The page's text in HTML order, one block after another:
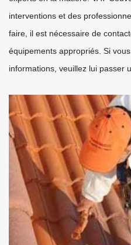
interventions et des
faire, il est nécessaire de
équipements appropriés. Si
informations, veuillez lui passer